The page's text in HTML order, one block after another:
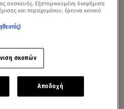
συσκευής. Εξατομικευμένη διαφήμιση
και περιεχομένου, έρευνα κοινού
σκοπών
Αποδοχή